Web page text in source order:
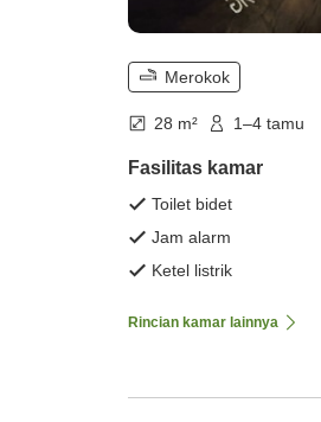
Merokok
28 m² 1–4 tamu
Fasilitas kamar
Toilet bidet
Jam alarm
Ketel listrik
Rincian kamar lainnya